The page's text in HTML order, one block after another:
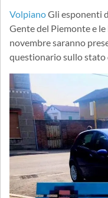
VolpianoGli esponenti
Gente del Piemonte e
novembre saranno
questionario sullo stato